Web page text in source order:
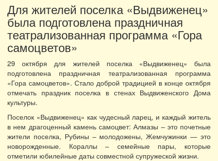
Для жителей поселка «Выдвиженец»
была подготовлена праздничная
театрализованная программа «Гора
самоцветов»
29 октября для жителей поселка «Выдвиженец» была
подготовлена праздничная театрализованная программа
«Гора самоцветов». Стало доброй традицией в конце октября
отмечать праздник поселка в стенах Выдвиженского Дома
культуры.
Поселок «Выдвиженец» как чудесный ларец, и каждый житель
в нем драгоценный камень самоцвет: Алмазы – это почетные
жители поселка, Рубины – молодожены, Жемчужинки — это
новорожденные. Кораллы – семейные пары, которые
отметили юбилейные даты совместной супружеской жизни.